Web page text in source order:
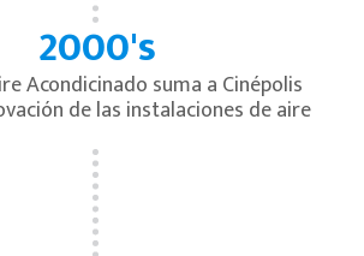
2000's
Acondicinado suma a Cinépolis
de las instalaciones de aire